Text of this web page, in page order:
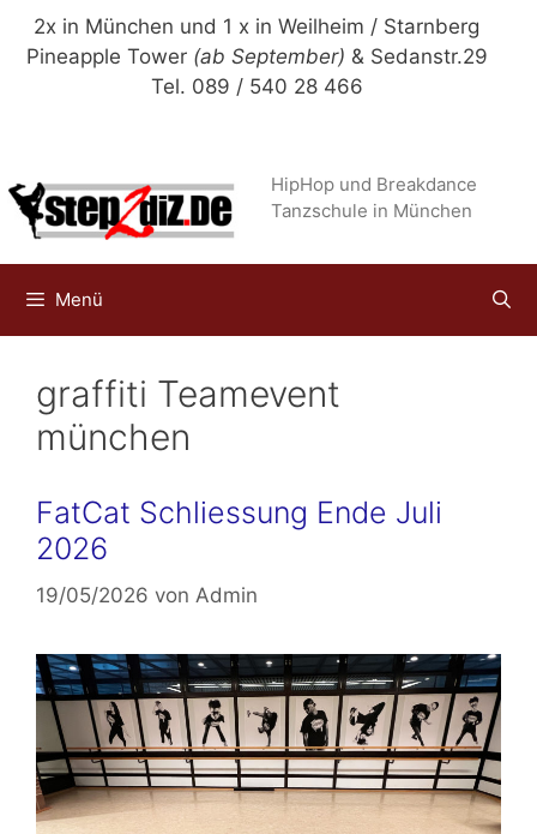
Zum
Inhalt
2x in München und 1 x in Weilheim / Starnberg
Pineapple Tower (ab September) & Sedanstr.29
Tel. 089 / 540 28 466
HipHop und Breakdance
Tanzschule in München
Menü
graffiti Teamevent
münchen
FatCat Schliessung Ende Juli
2026
19/05/2026 von Admin